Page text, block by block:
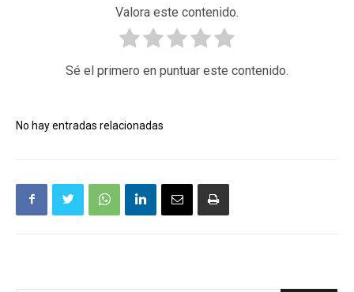
Valora este contenido.
Sé el primero en puntuar este contenido.
No hay entradas relacionadas